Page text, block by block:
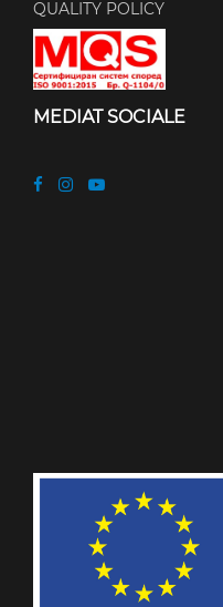
QUALITY POLICY
MEDIAT SOCIALE